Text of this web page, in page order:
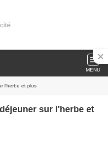
MENU
l'herbe et plus
sur l'herbe et